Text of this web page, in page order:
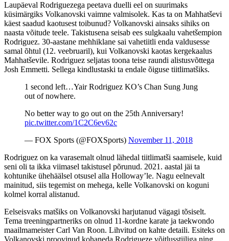
Laupäeval Rodriguezega peetava duelli eel on suurimaks
küsimärgiks Volkanovski vaimne valmisolek. Kas ta on Mahhatševi
käest saadud kaotusest toibunud? Volkanovski ainsaks sihiks on
naasta võitude teele. Takistusena seisab ees sulgkaalu vahetšempion
Rodriguez. 30-aastane mehhiklane sai vahetiitli enda valdusesse
samal õhtul (12. veebruaril), kui Volkanovski kaotas kergekaalus
Mahhatševile. Rodriguez seljatas toona teise raundi alistusvõttega
Josh Emmetti. Sellega kindlustaski ta endale õiguse tiitlimatšiks.
1 second left…Yair Rodriguez KO’s Chan Sung Jung
out of nowhere.
No better way to go out on the 25th Anniversary!
pic.twitter.com/1C2C6ev62c
— FOX Sports (@FOXSports) November 11, 2018
Rodriguez on ka varasemalt olnud lähedal tiitlimatši saamisele, kuid
seni oli ta ikka viimasel takistusel põrunud. 2021. aastal jäi ta
kohtunike ühehäälsel otsusel alla Holloway’le. Nagu eelnevalt
mainitud, siis tegemist on mehega, kelle Volkanovski on koguni
kolmel korral alistanud.
Eelseisvaks matšiks on Volkanovski harjutanud vägagi tõsiselt.
Tema treeningpartneriks on olnud 11-kordne karate ja taekwondo
maailmameister Carl Van Roon. Lihvitud on kahte detaili. Esiteks on